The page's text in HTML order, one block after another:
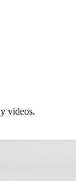
videos.